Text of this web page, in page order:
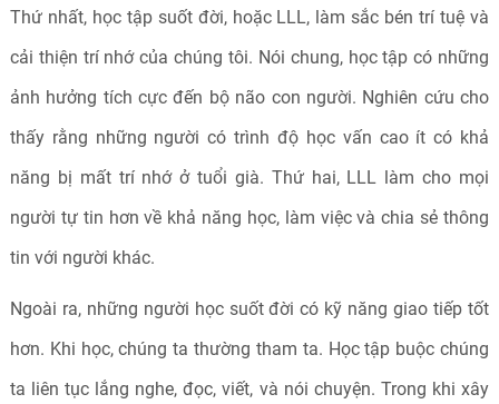
Thứ nhất, học tập suốt đời, hoặc LLL, làm sắc bén trí tuệ và
cải thiện trí nhớ của chúng tôi. Nói chung, học tập có những
ảnh hưởng tích cực đến bộ não con người. Nghiên cứu cho
thấy rằng những người có trình độ học vấn cao ít có khả
năng bị mất trí nhớ ở tuổi già. Thứ hai, LLL làm cho mọi
người tự tin hơn về khả năng học, làm việc và chia sẻ thông
tin với người khác.
Ngoài ra, những người học suốt đời có kỹ năng giao tiếp tốt
hơn. Khi học, chúng ta thường tham ta. Học tập buộc chúng
ta liên tục lắng nghe, đọc, viết, và nói chuyện. Trong khi xây